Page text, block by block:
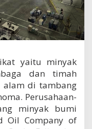
yaitu minyak
dan timah
alam di tambang
Perusahaan-
minyak bumi
Oil Company of